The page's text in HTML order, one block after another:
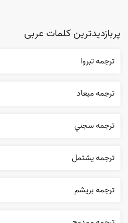
پربازدیدترین کلمات عربی
ترجمه تبروا
ترجمه ميعاد
ترجمه سجني
ترجمه يشتمل
ترجمه بریشم